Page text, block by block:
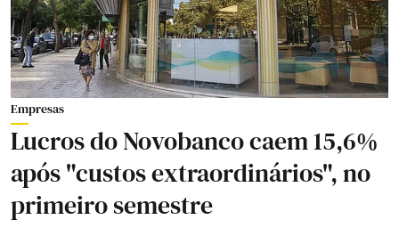
Empresas
Lucros do Novobanco caem 15,6%
após "custos extraordinários", no
primeiro semestre